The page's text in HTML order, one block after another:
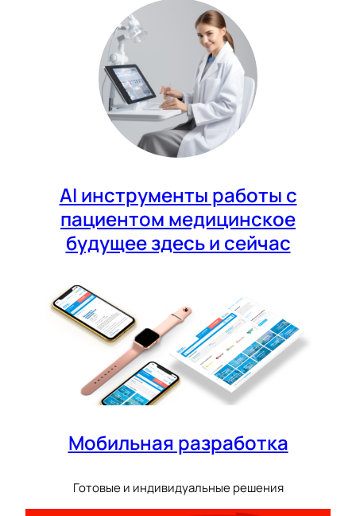
AI инструменты работы с
пациентом медицинское
будущее здесь и сейчас
Мобильная разработка
Готовые и индивидуальные решения